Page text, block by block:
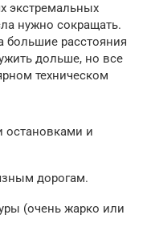
экстремальных
нужно сокращать.
большие расстояния
дольше, но все
техническом
остановками и
дорогам.
(очень жарко или